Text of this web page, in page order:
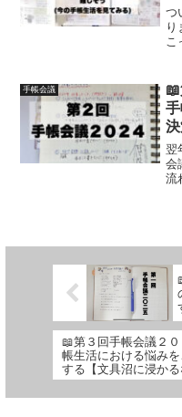
つ
り
こ
手帳会議
翌
会
流
📖第３回手帳会議２
帳生活における悩み
する【文具沼に浸かる
く専業主婦の手帳生活